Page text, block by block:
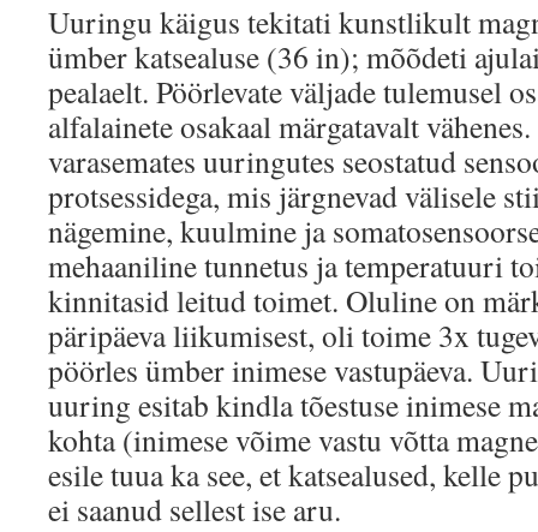
Uuringu käigus tekitati kunstlikult
ümber katsealuse (36 in); mõõdeti
pealaelt. Pöörlevate väljade tulemusel
alfalainete osakaal märgatavalt
varasemates uuringutes seostatud
protsessidega, mis järgnevad välisele
nägemine, kuulmine ja
mehaaniline tunnetus ja temperatuuri
kinnitasid leitud toimet. Oluline on
päripäeva liikumisest, oli toime 3x
pöörles ümber inimese vastupäeva.
uuring esitab kindla tõestuse inimese
kohta (inimese võime vastu võtta
esile tuua ka see, et katsealused, kelle
ei saanud sellest ise aru.